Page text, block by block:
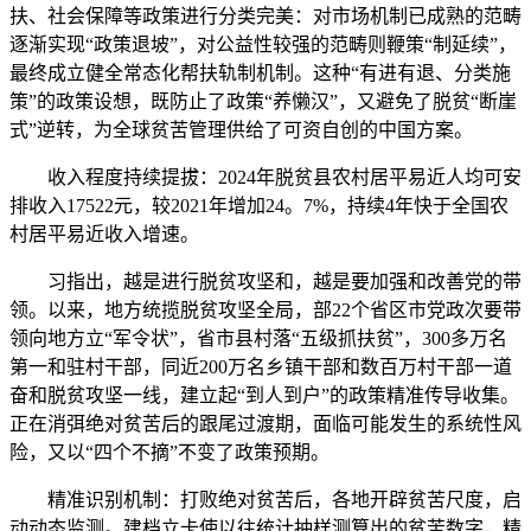
扶、社会保障等政策进行分类完美：对市场机制已成熟的范畴
逐渐实现“政策退坡”，对公益性较强的范畴则鞭策“制延续”，
最终成立健全常态化帮扶轨制机制。这种“有进有退、分类施
策”的政策设想，既防止了政策“养懒汉”，又避免了脱贫“断崖
式”逆转，为全球贫苦管理供给了可资自创的中国方案。
收入程度持续提拔：2024年脱贫县农村居平易近人均可安
排收入17522元，较2021年增加24。7%，持续4年快于全国农
村居平易近收入增速。
习指出，越是进行脱贫攻坚和，越是要加强和改善党的带
领。以来，地方统揽脱贫攻坚全局，部22个省区市党政次要带
领向地方立“军令状”，省市县村落“五级抓扶贫”，300多万名
第一和驻村干部，同近200万名乡镇干部和数百万村干部一道
奋和脱贫攻坚一线，建立起“到人到户”的政策精准传导收集。
正在消弭绝对贫苦后的跟尾过渡期，面临可能发生的系统性风
险，又以“四个不摘”不变了政策预期。
精准识别机制：打败绝对贫苦后，各地开辟贫苦尺度，启